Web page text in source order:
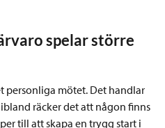
spelar större
personliga mötet. Det handlar
räcker det att någon finns
till att skapa en trygg start i